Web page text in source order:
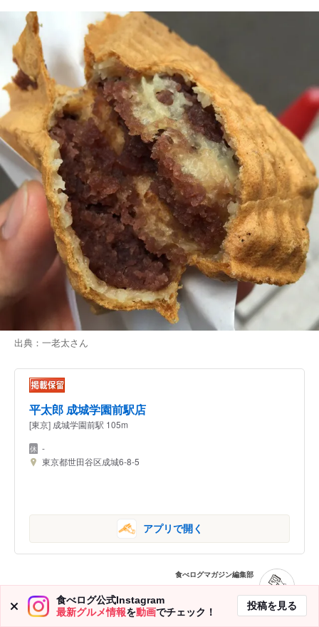
出典： 一老太さん
平太郎 成城学園前駅店
[東京] 成城学園前駅 105m
-
東京都世田谷区成城6-8-5
アプリで開く
食べログマガジン編集部
たい焼きは値段もサイズもお手軽ですし、学
食べログ公式Instagram
最新グルメ情報を動画でチェック！
投稿を見る